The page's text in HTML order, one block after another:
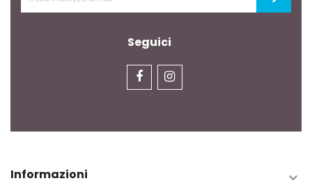
Seguici
Informazioni 